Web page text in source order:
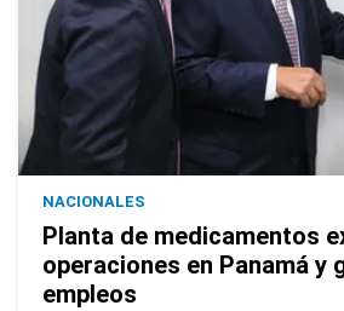
NACIONALES
Planta de medicamentos
operaciones en Panamá y
empleos